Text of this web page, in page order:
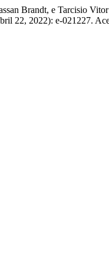
Brandt, e Tarcisio
22, 2022): e-021227.